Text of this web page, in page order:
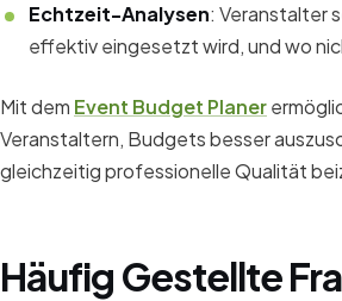
Echtzeit-Analysen: Veranstalter
effektiv eingesetzt wird, und wo
Mit dem Event Budget Planer
Veranstaltern, Budgets besser
gleichzeitig professionelle Qualität
Häufig Gestellte